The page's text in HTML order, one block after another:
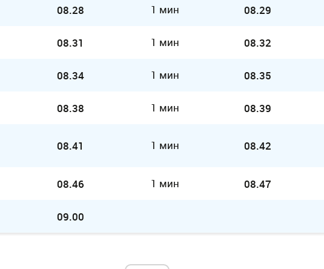
08.28 1 мин 08.29
08.31 1 мин 08.32
08.34 1 мин 08.35
08.38 1 мин 08.39
08.41 1 мин 08.42
08.46 1 мин 08.47
09.00